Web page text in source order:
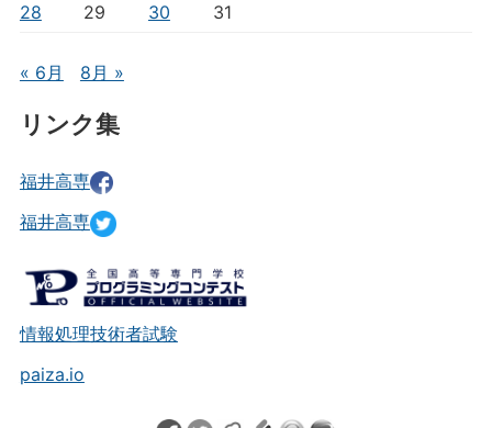
28
29 30 31
« 6月 8月 »
リンク集
福井高専
福井高専
情報処理技術者試験
paiza.io